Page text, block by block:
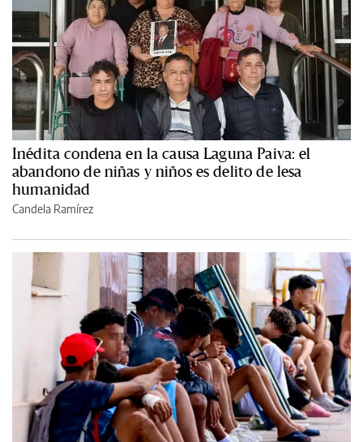
Inédita condena en la causa Laguna Paiva: el
abandono de niñas y niños es delito de lesa
humanidad
Candela Ramírez